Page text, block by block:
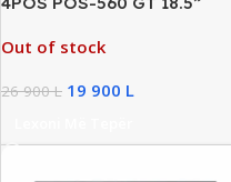
G630T, 8GB RAM, 256GB SSD
Out of stock
26 900L 19 900 L